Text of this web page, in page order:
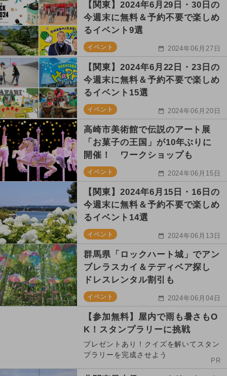
【関東】2024年6月29日・30日の
今週末に無料＆予約不要で楽しめ
るイベント9選
イベント 2024年06月27日
【関東】2024年6月22日・23日の
今週末に無料＆予約不要で楽しめ
るイベント15選
イベント 2024年06月20日
高崎市美術館で伝説のアート展
「お菓子の王国」が10年ぶりに
開催！ ワークショップも
イベント 2024年06月15日
【関東】2024年6月15日・16日の
今週末に無料＆予約不要で楽しめ
るイベント14選
イベント 2024年06月13日
群馬県「ロックハート城」でアン
ブレラスカイ＆テディベア探し
ドレスレンタル割引も
イベント 2024年06月04日
【参加無料】屋内で雨も暑さもO
K！スタンプラリーに挑戦
プレゼントあり！クイズを解いてスタン
プラリーを完成させよう
PR